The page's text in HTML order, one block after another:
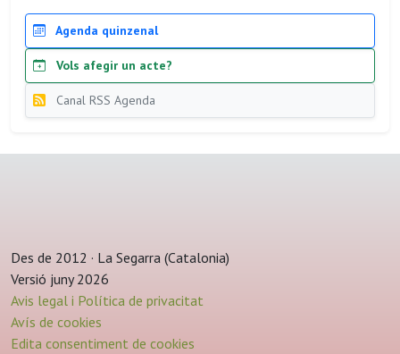
Agenda quinzenal
Vols afegir un acte?
Canal RSS Agenda
Des de 2012 · La Segarra (Catalonia)
Versió juny 2026
Avis legal i Política de privacitat
Avís de cookies
Edita consentiment de cookies